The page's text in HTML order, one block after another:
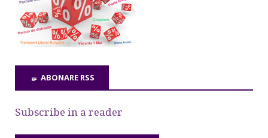
ABONARE RSS
Subscribe in a reader